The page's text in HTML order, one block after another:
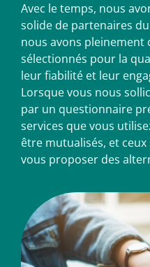
Avec le temps, nous
solide de partenaires
nous avons pleinement
sélectionnés pour la
leur fiabilité et leur
Lorsque vous nous
par un questionnaire
services que vous
être mutualisés, et
vous proposer des